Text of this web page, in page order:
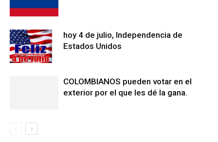
hoy 4 de julio, Independencia de
Estados Unidos
COLOMBIANOS pueden votar en el
exterior por el que les dé la gana.